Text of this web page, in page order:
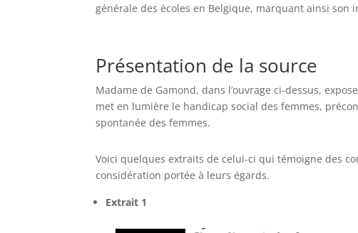
générale des écoles en Belgique, marquant ainsi son
Présentation de la source
Madame de Gamond, dans l’ouvrage ci-dessus,
met en lumière le handicap social des femmes,
spontanée des femmes.
Voici quelques extraits de celui-ci qui témoigne des
considération portée à leurs égards.
Extrait 1